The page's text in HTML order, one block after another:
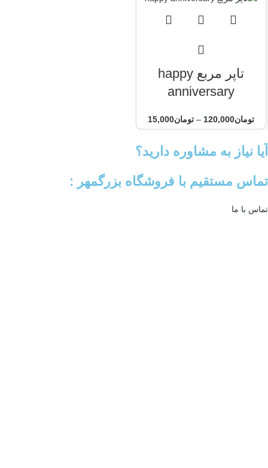
تاپر مربع happy
anniversary
تومان120,000
– تومان15,000
آیا نیاز به مشاوره دارید؟
تماس مستقیم با فروشگاه بزرگمهر :
تماس با ما